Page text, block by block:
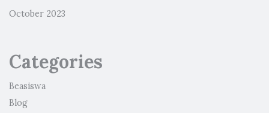
October 2023
Categories
Beasiswa
Blog